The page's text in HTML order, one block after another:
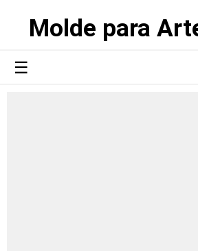
Molde para